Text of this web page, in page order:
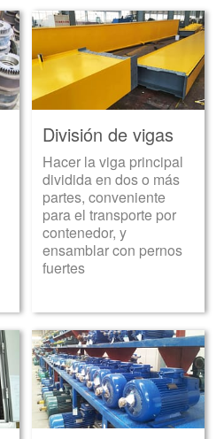
División de vigas
Hacer la viga principal
dividida en dos o más
partes, conveniente
para el transporte por
contenedor, y
ensamblar con pernos
fuertes